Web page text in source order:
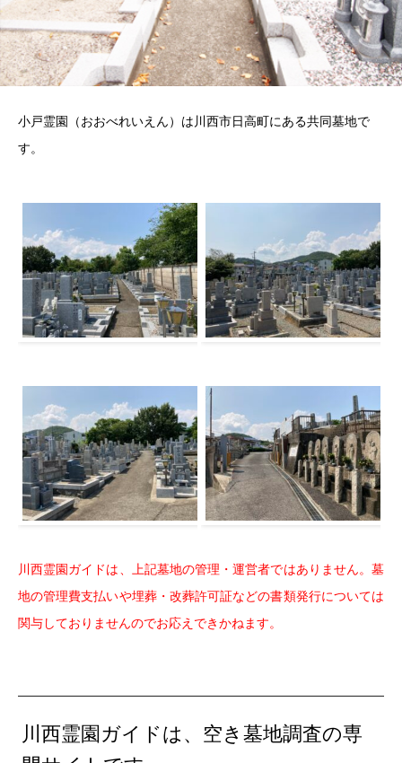
小戸霊園（おおべれいえん）は川西市日高町にある共同墓地で
す。
川西霊園ガイドは、上記墓地の管理・運営者ではありません。墓
地の管理費支払いや埋葬・改葬許可証などの書類発行については
関与しておりませんのでお応えできかねます。
川西霊園ガイドは、空き墓地調査の専